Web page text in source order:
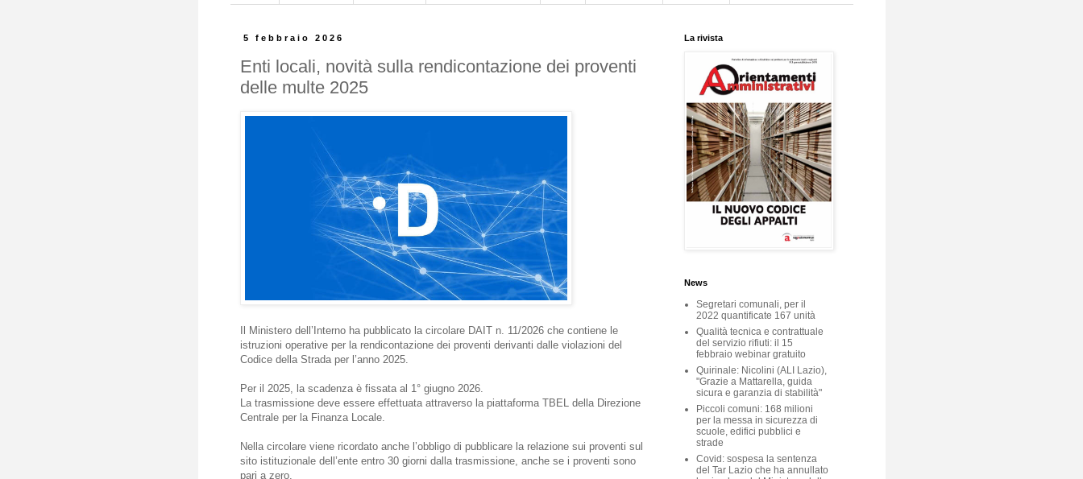
5 febbraio 2026
Enti locali, novità sulla rendicontazione dei proventi
delle multe 2025
Il Ministero dell’Interno ha pubblicato la circolare DAIT n. 11/2026 che contiene le
istruzioni operative per la rendicontazione dei proventi derivanti dalle violazioni del
Codice della Strada per l’anno 2025.
Per il 2025, la scadenza è fissata al 1° giugno 2026.
La trasmissione deve essere effettuata attraverso la piattaforma TBEL della Direzione
Centrale per la Finanza Locale.
Nella circolare viene ricordato anche l’obbligo di pubblicare la relazione sui proventi sul
sito istituzionale dell’ente entro 30 giorni dalla trasmissione, anche se i proventi sono
pari a zero.
La rivista
News
Segretari comunali, per il
2022 quantificate 167 unità
Qualità tecnica e contrattuale
del servizio rifiuti: il 15
febbraio webinar gratuito
Quirinale: Nicolini (ALI Lazio),
"Grazie a Mattarella, guida
sicura e garanzia di stabilità"
Piccoli comuni: 168 milioni
per la messa in sicurezza di
scuole, edifici pubblici e
strade
Covid: sospesa la sentenza
del Tar Lazio che ha annullato